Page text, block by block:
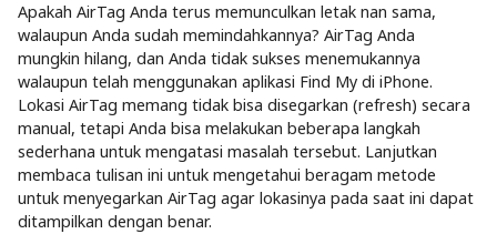
Apakah AirTag Anda terus memunculkan letak nan sama,
walaupun Anda sudah memindahkannya? AirTag Anda
mungkin hilang, dan Anda tidak sukses menemukannya
walaupun telah menggunakan aplikasi Find My di iPhone.
Lokasi AirTag memang tidak bisa disegarkan (refresh) secara
manual, tetapi Anda bisa melakukan beberapa langkah
sederhana untuk mengatasi masalah tersebut. Lanjutkan
membaca tulisan ini untuk mengetahui beragam metode
untuk menyegarkan AirTag agar lokasinya pada saat ini dapat
ditampilkan dengan benar.